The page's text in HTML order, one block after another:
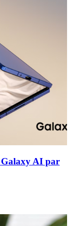
Galaxy AI par